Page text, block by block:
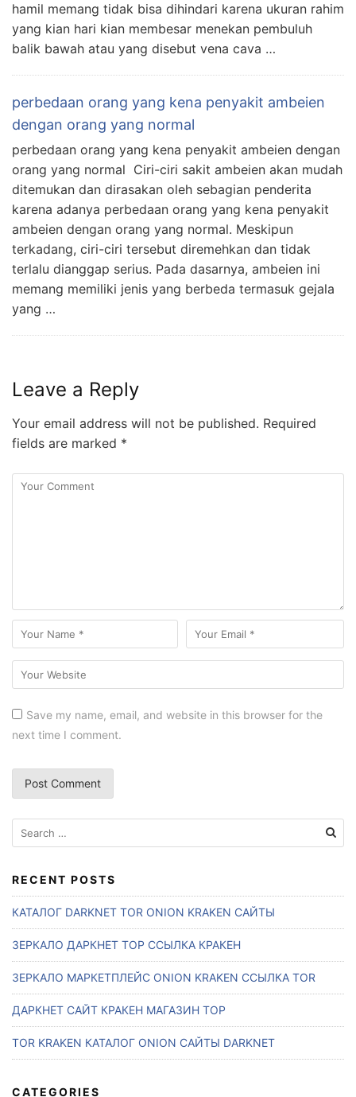
hamil memang tidak bisa dihindari karena ukuran rahim
yang kian hari kian membesar menekan pembuluh
balik bawah atau yang disebut vena cava …
perbedaan orang yang kena penyakit ambeien
dengan orang yang normal
perbedaan orang yang kena penyakit ambeien dengan
orang yang normal Ciri-ciri sakit ambeien akan mudah
ditemukan dan dirasakan oleh sebagian penderita
karena adanya perbedaan orang yang kena penyakit
ambeien dengan orang yang normal. Meskipun
terkadang, ciri-ciri tersebut diremehkan dan tidak
terlalu dianggap serius. Pada dasarnya, ambeien ini
memang memiliki jenis yang berbeda termasuk gejala
yang …
Leave a Reply
Your email address will not be published. Required
fields are marked *
Save my name, email, and website in this browser for the
next time I comment.
e
r
c
h
f
o
:
RECENT POSTS
КАТАЛОГ DARKNET TOR ONION KRAKEN САЙТЫ
ЗЕРКАЛО ДАРКНЕТ ТОР ССЫЛКА КРАКЕН
ЗЕРКАЛО МАРКЕТПЛЕЙС ONION KRAKEN ССЫЛКА TOR
ДАРКНЕТ САЙТ КРАКЕН МАГАЗИН ТОР
TOR KRAKEN КАТАЛОГ ONION САЙТЫ DARKNET
CATEGORIES